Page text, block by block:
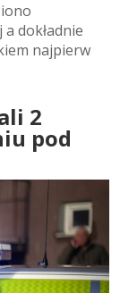
dokładnie
najpierw
2
pod